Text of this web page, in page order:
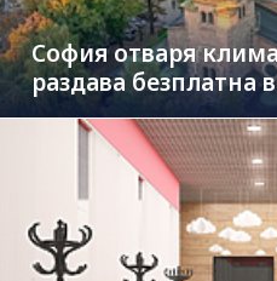
София отваря
раздава безплатна